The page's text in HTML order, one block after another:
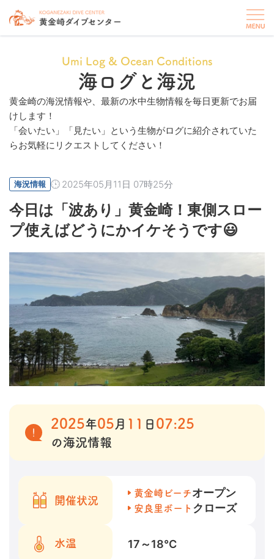
Umi Log & Ocean Conditions
海ログと海況
黄金崎の海況情報や、最新の水中生物情報を毎日更新でお届
けします！
「会いたい」「見たい」という生物がログに紹介されていた
らお気軽にリクエストしてください！
海況情報 2025年05月11日 07時25分
今日は「波あり」黄金崎！東側スロー
プ使えばどうにかイケそうです😃
2025年05 月 11 日 07:25
の海況情報
開催状況
黄金崎ビーチオープン
安良里ボート クローズ
水温 17～18℃